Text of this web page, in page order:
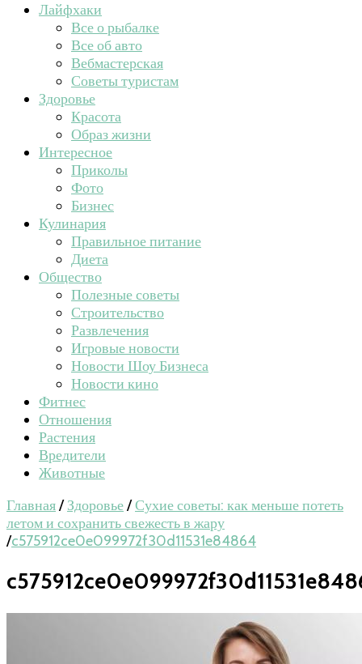
Лайфхаки
Все о рыбалке
Все об авто
Вебмастерская
Советы туристам
Здоровье
Красота
Образ жизни
Интересное
Приколы
Фото
Бизнес
Кулинария
Правильное питание
Диета
Общество
Полезные советы
Строительство
Развлечения
Игровые новости
Новости Шоу Бизнеса
Новости кино
Фитнес
Отношения
Растения
Вредители
Животные
Главная/ Здоровье/Сухие советы: как меньше потеть
летом и сохранить свежесть в жару
/c575912ce0e099972f30d11531e84864